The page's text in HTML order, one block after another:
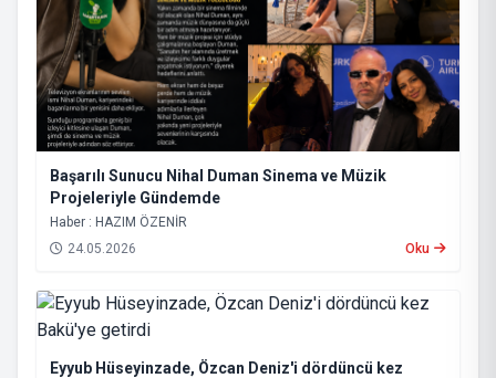
Başarılı Sunucu Nihal Duman Sinema ve Müzik
Projeleriyle Gündemde
Haber : HAZIM ÖZENİR
24.05.2026
Oku
Eyyub Hüseyinzade, Özcan Deniz'i dördüncü kez